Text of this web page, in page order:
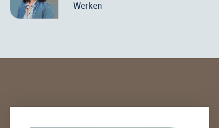
Werken